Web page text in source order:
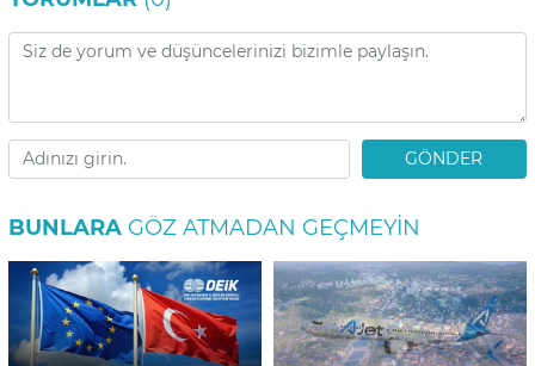
GÖNDER
BUNLARA GÖZ ATMADAN GEÇMEYIN